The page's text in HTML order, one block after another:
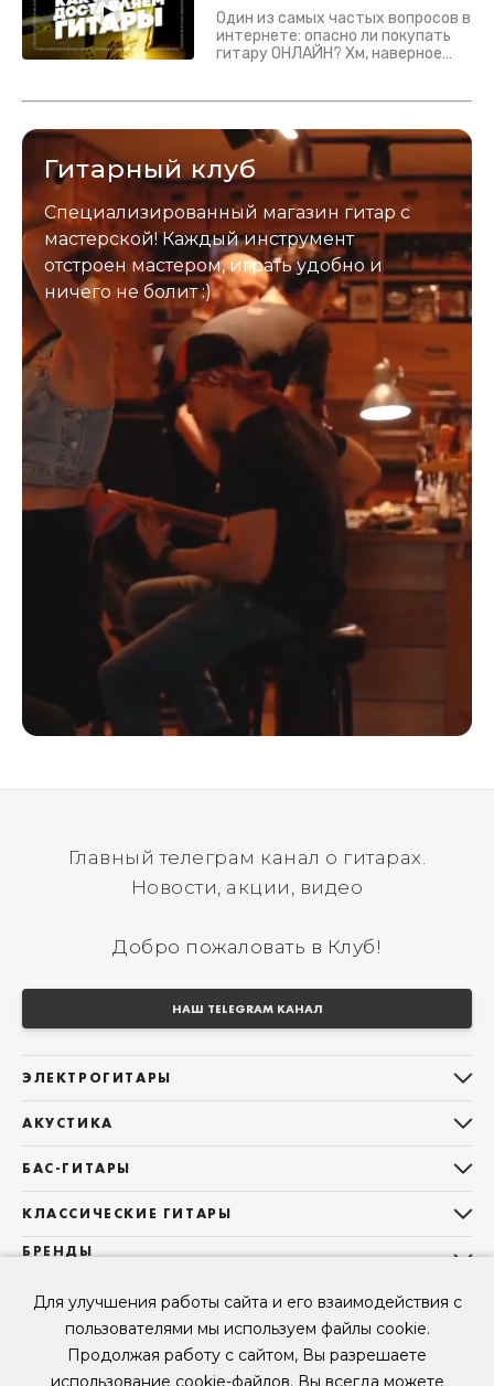
Для улучшения работы сайта и его взаимодействия с
пользователями мы используем файлы cookie.
Продолжая работу с сайтом, Вы разрешаете
использование cookie-файлов. Вы всегда можете
Один из самых частых вопросов в
интернете: опасно ли покупать
гитару ОНЛАЙН? Хм, наверное
застрахован. Случись что -
Гитарный клуб
Специализированный магазин гитар с
мастерской! Каждый инструмент
отстроен мастером, играть удобно и
ничего не болит :)
Главный телеграм канал о гитарах.
Новости, акции, видео
Добро пожаловать в Клуб!
НАШ TELEGRAM КАНАЛ
ЭЛЕКТРОГИТАРЫ
Telecaster
Les Paul
Superstrat
АКУСТИКА
Фолки (ОМ, 000, 00)
Гранд Аудиториум
Б/У, уцененные гитары
БАС-ГИТАРЫ
Precision Bass
Б/У, уцененные гитары
КЛАССИЧЕСКИЕ ГИТАРЫ
Все классические гитары
Б/У, уцененные гитары
БРЕНДЫ
Sigma Guitars
Enya Guitars
Fender
Контакты
Мы в Telegram
Мы в ВК